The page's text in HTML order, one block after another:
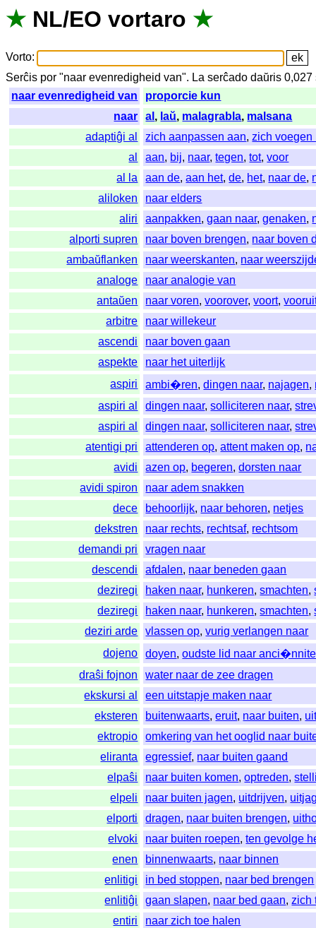
★ NL/EO vortaro ★
Vorto:
Serĉis por "naar evenredigheid van". La serĉado daŭris 0,027
naar evenredigheid van
proporcie kun
naar
al , laŭ, malagrabla, malsana
adaptiĝi al
zich aanpassen aan,zich voegen
al
aan, bij, naar,tegen,tot,voor
al la
aan de,aan het,de, het, naar de,
aliloken
naar elders
aliri
aanpakken,gaan naar,genaken,
alporti supren
naar boven brengen, naar boven
ambaŭflanken
naar weerskanten, naar
analoge
naar analogie van
antaŭen
naar voren,voorover,voort,
arbitre
naar willekeur
ascendi
naar boven gaan
aspekte
naar het uiterlijk
aspiri
ambi�ren,dingen naar, najagen,
aspiri al
dingen naar,solliciteren naar,
aspiri al
dingen naar,solliciteren naar,
atentigi pri
attenderen op,attent maken op,
avidi
azen op, begeren,dorsten naar
avidi spiron
naar adem snakken
dece
behoorlijk, naar behoren, netjes
dekstren
naar rechts, rechtsaf, rechtsom
demandi pri
vragen naar
descendi
afdalen, naar beneden gaan
deziregi
haken naar, hunkeren,smachten,
deziregi
haken naar, hunkeren,smachten,
deziri arde
vlassen op,vurig verlangen naar
dojeno
doyen,oudste lid naar
draŝi fojnon
water naar de zee dragen
ekskursi al
een uitstapje maken naar
eksteren
buitenwaarts,eruit, naar buiten,
ektropio
omkering van het ooglid naar
eliranta
egressief, naar buiten gaand
elpaŝi
naar buiten komen,optreden,
elpeli
naar buiten jagen, uitdrijven,
elporti
dragen, naar buiten brengen,
elvoki
naar buiten roepen,ten gevolge
enen
binnenwaarts, naar binnen
enlitigi
in bed stoppen, naar bed brengen
enlitiĝi
gaan slapen, naar bed gaan,zich
entiri
naar zich toe halen